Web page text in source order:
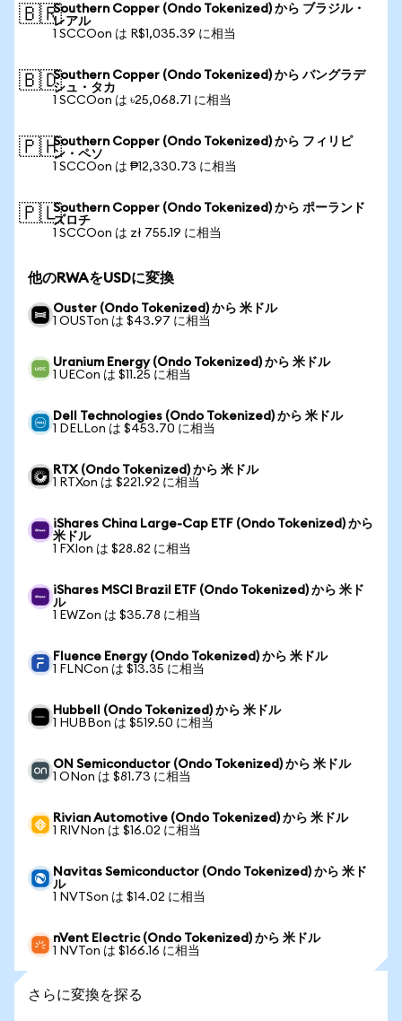
🇧🇷Southern Copper (Ondo Tokenized) から ブラジル・
レアル
1 SCCOon は R$1,035.39 に相当
🇧🇩Southern Copper (Ondo Tokenized) から バングラデ
シュ・タカ
1 SCCOon は ৳25,068.71 に相当
🇵🇭Southern Copper (Ondo Tokenized) から フィリピ
ン・ペソ
1 SCCOon は ₱12,330.73 に相当
🇵🇱Southern Copper (Ondo Tokenized) から ポーランド
ズロチ
1 SCCOon は zł 755.19 に相当
他のRWAをUSDに変換
Ouster (Ondo Tokenized) から 米ドル
1 OUSTon は $43.97 に相当
Uranium Energy (Ondo Tokenized) から 米ドル
1 UECon は $11.25 に相当
Dell Technologies (Ondo Tokenized) から 米ドル
1 DELLon は $453.70 に相当
RTX (Ondo Tokenized) から 米ドル
1 RTXon は $221.92 に相当
iShares China Large-Cap ETF (Ondo Tokenized) から
米ドル
1 FXIon は $28.82 に相当
iShares MSCI Brazil ETF (Ondo Tokenized) から 米ド
ル
1 EWZon は $35.78 に相当
Fluence Energy (Ondo Tokenized) から 米ドル
1 FLNCon は $13.35 に相当
Hubbell (Ondo Tokenized) から 米ドル
1 HUBBon は $519.50 に相当
ON Semiconductor (Ondo Tokenized) から 米ドル
1 ONon は $81.73 に相当
Rivian Automotive (Ondo Tokenized) から 米ドル
1 RIVNon は $16.02 に相当
Navitas Semiconductor (Ondo Tokenized) から 米ド
ル
1 NVTSon は $14.02 に相当
nVent Electric (Ondo Tokenized) から 米ドル
1 NVTon は $166.16 に相当
さらに変換を探る